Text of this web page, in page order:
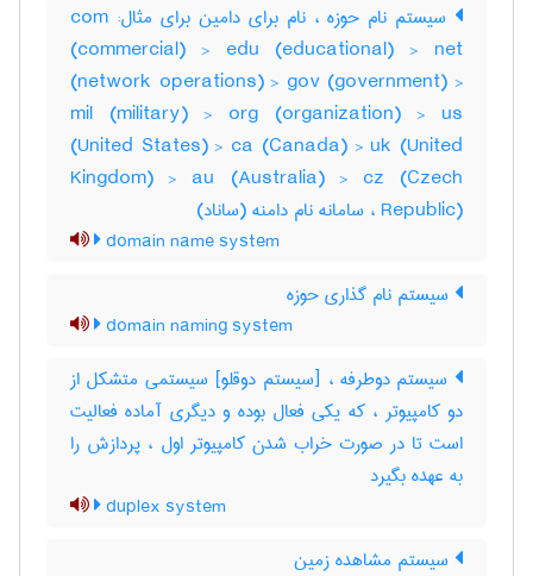
سیستم نام حوزه ، نام برای دامین برای مثال: com
(commercial) > edu (educational) > net
(network operations) > gov (government) >
mil (military) > org (organization) > us
(United States) > ca (Canada) > uk (United
Kingdom) > au (Australia) > cz (Czech
Republic) ، سامانه نام دامنه (ساناد)
domain name system
سیستم نام گذاری حوزه
domain naming system
سیستم دوطرفه ، [سیستم دوقلو] سیستمی متشکل از
دو کامپیوتر ، که یکی فعال بوده و دیگری آماده فعالیت
است تا در صورت خراب شدن کامپیوتر اول ، پردازش را
به عهده بگیرد
duplex system
سیستم مشاهده زمین